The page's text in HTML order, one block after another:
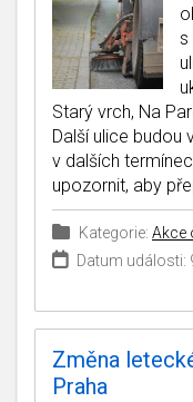
s
Starý vrch, Na
Další ulice budou
v dalších
upozornit, aby
Kategorie: Akce
Datum události:
Změna
Praha